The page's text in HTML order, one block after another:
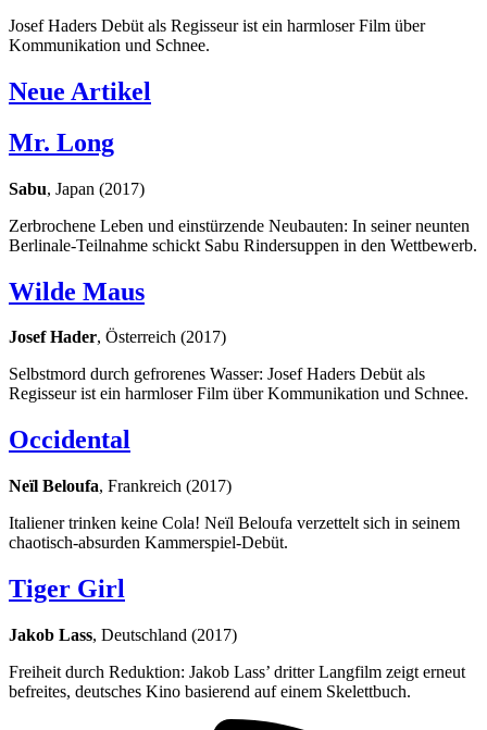
Josef Haders Debüt als Regisseur ist ein harmloser Film über
Kommunikation und Schnee.
Neue Artikel
Mr. Long
Sabu, Japan (2017)
Zerbrochene Leben und einstürzende Neubauten: In seiner neunten
Berlinale-Teilnahme schickt Sabu Rindersuppen in den Wettbewerb.
Wilde Maus
Josef Hader, Österreich (2017)
Selbstmord durch gefrorenes Wasser: Josef Haders Debüt als
Regisseur ist ein harmloser Film über Kommunikation und Schnee.
Occidental
Neïl Beloufa, Frankreich (2017)
Italiener trinken keine Cola! Neïl Beloufa verzettelt sich in seinem
chaotisch-absurden Kammerspiel-Debüt.
Tiger Girl
Jakob Lass, Deutschland (2017)
Freiheit durch Reduktion: Jakob Lass’ dritter Langfilm zeigt erneut
befreites, deutsches Kino basierend auf einem Skelettbuch.